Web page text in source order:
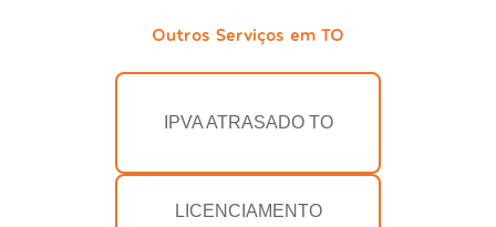
Outros Serviços em TO
IPVA ATRASADO TO
LICENCIAMENTO